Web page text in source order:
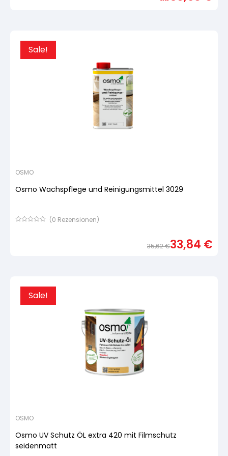
Sale!
OSMO
Osmo Wachspflege und Reinigungsmittel 3029
(0 Rezensionen)
35,62€33,84 €
Sale!
OSMO
Osmo UV Schutz ÖL extra 420 mit Filmschutz
seidenmatt